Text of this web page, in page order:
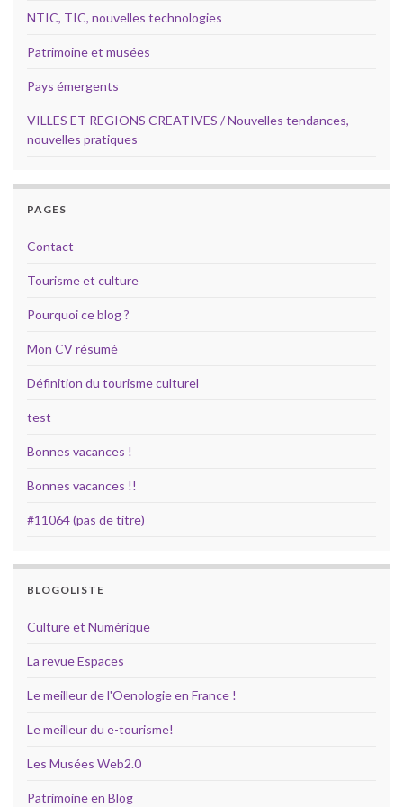
NTIC, TIC, nouvelles technologies
Patrimoine et musées
Pays émergents
VILLES ET REGIONS CREATIVES / Nouvelles tendances,
nouvelles pratiques
PAGES
Contact
Tourisme et culture
Pourquoi ce blog ?
Mon CV résumé
Définition du tourisme culturel
test
Bonnes vacances !
Bonnes vacances !!
#11064 (pas de titre)
BLOGOLISTE
Culture et Numérique
La revue Espaces
Le meilleur de l'Oenologie en France !
Le meilleur du e-tourisme!
Les Musées Web2.0
Patrimoine en Blog